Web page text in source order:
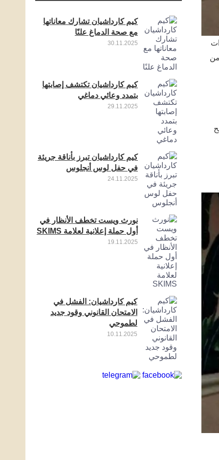
البالغ من
كيم كارداشيان تشارك معاناتها
مع صحة الدماغ علنًا
30.11.2025
كيم كارداشيان تكتشف إصابتها
بتمدد وعائي دماغي
29.11.2025
كيم كارداشيان تبرز بأناقة جريئة
في حفل لوس أنجلوس
24.11.2025
نورث ويست تخطف الأنظار في
أول حملة إعلانية لعلامة SKIMS
19.11.2025
كيم كارداشيان: الفشل في
الامتحان القانوني وقود جديد
لطموحي
10.11.2025